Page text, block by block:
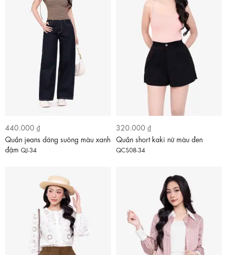
440.000 ₫
Quần jeans dáng suông màu xanh
đậm QJ-34
320.000 ₫
Quần short kaki nữ màu đen
QCS08-34